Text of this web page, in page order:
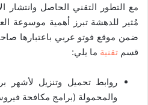
مع التطور التقني الحاصل وانتشار
ضمن موقع فوتو عربي باعتبارها
قسم تقنية ما يلي:
روابط تحميل وتنزيل لأشهر
والمحمولة (برامج مكافحة